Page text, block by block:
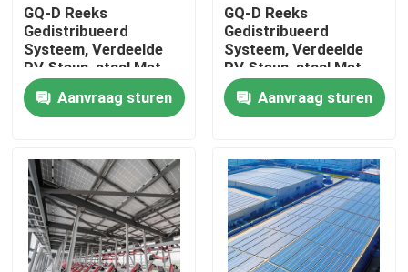
Producten
Video's
GQ-D Reeks
Gedistribueerd
Systeem, Verdeelde
PV Steun, staal Met
hoge weerstand die
met aluminium-
magnesium-zink
geplateerd,
Aanvraag sturen
GQ-D Reeks
Gedistribueerd
Systeem, Verdeelde
PV Steun, staal Met
hoge weerstand die
met aluminium-
magnesium-zink
geplateerd,
Aanvraag sturen